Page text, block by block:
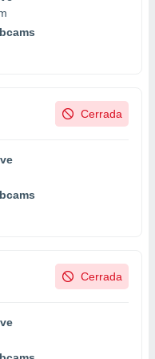
Cerrada
Cerrada